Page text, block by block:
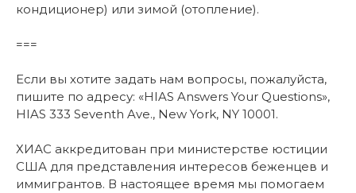
кондиционер) или зимой (отопление).
===
Если вы хотите задать нам вопросы, пожалуйста,
пишите по адресу: «HIAS Answers Your Questions»,
HIAS 333 Seventh Ave., New York, NY 10001.
ХИАС аккредитован при министерстве юстиции
США для представления интересов беженцев и
иммигрантов. В настоящее время мы помогаем